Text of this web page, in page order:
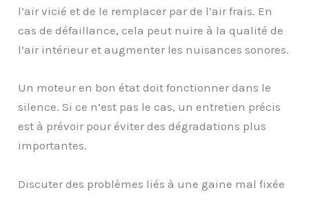
l’air vicié et de le remplacer par de l’air frais. En
cas de défaillance, cela peut nuire à la qualité de
l’air intérieur et augmenter les nuisances sonores.
Un moteur en bon état doit fonctionner dans le
silence. Si ce n’est pas le cas, un entretien précis
est à prévoir pour éviter des dégradations plus
importantes.
Discuter des problèmes liés à une gaine mal fixée